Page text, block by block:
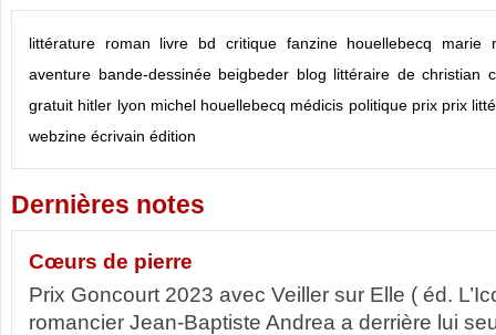
littérature roman livre bd critique fanzine houellebecq
marie
aventure bande-dessinée beigbeder blog littéraire de christian
gratuit hitler lyon michel houellebecq médicis politique prix prix
webzine écrivain édition
Dernières notes
Cœurs de pierre
Prix Goncourt 2023 avec Veiller sur Elle ( éd.
romancier Jean-Baptiste Andrea a derrière lui